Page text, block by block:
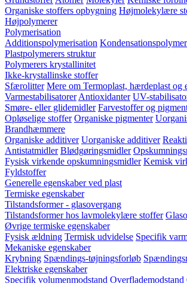
Organiske stoffers opbygning Højmolekylære
Højpolymerer
Polymerisation
Additionspolymerisation
Plastpolymerers struktur
Polymerers krystallinitet
Ikke-krystallinske stoffer
Sfærolitter Mere om Termoplast, hærdeplast og
Varmestabilisatorer Antioxidanter UV-
Smøre- eller glidemidler Farvestoffer og
Opløselige stoffer Organiske pigmenter
Brandhæmmere
Organiske additiver Uorganiske additiver
Antistatmidler Blødgøringsmidler
Fysisk virkende opskumningsmidler Kemisk
Fyldstoffer
Generelle egenskaber ved plast
Termiske egenskaber
Tilstandsformer - glasovergang
Tilstandsformer hos lavmolekylære stoffer
Øvrige termiske egenskaber
Fysisk ældning Termisk udvidelse Specifik
Mekaniske egenskaber
Krybning Spændings-tøjningsforløb
Elektriske egenskaber
Specifik volumenmodstand Overflademodstand